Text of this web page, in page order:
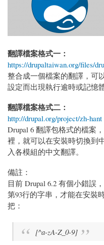
翻譯檔案格式一：
https://drupaltaiwan.org/files/
整合成一個檔案的翻譯，可
設定而出現執行逾時或記憶
翻譯檔案格式二：
http://drupal.org/project/zh-hant
Drupal 6 翻譯包格式的檔案
裡，就可以在安裝時切換到
入各模組的中文翻譯。
備註：
目前 Drupal 6.2 有個小錯誤
第93行的字串，才能在安裝
把：
[^a-zA-Z_0-9]